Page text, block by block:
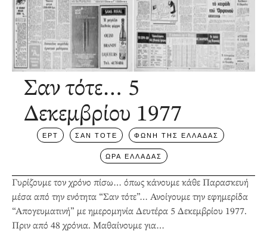
Σαν τότε… 5
Δεκεμβρίου 1977
ΕΡΤ ΣΑΝ ΤΟΤΕ ΦΩΝΗ ΤΗΣ ΕΛΛΑΔΑΣ
ΩΡΑ ΕΛΛΑΔΑΣ
Γυρίζουμε τον χρόνο πίσω… όπως κάνουμε κάθε Παρασκευή
μέσα από την ενότητα “Σαν τότε”… Ανοίγουμε την εφημερίδα
“Απογευματινή” με ημερομηνία Δευτέρα 5 Δεκεμβρίου 1977.
Πριν από 48 χρόνια. Μαθαίνουμε για…